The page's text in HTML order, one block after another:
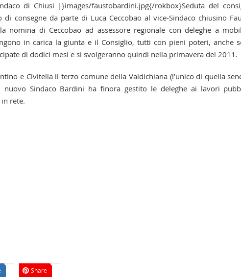
di Chiusi |}images/faustobardini.jpg{/rokbox}Seduta del
consegne da parte di Luca Ceccobao al vice-Sindaco chiusino
nomina di Ceccobao ad assessore regionale con deleghe a
in carica la giunta e il Consiglio, tutti con pieni poteri, anche
di dodici mesi e si svolgeranno quindi nella primavera del 2011.
e Civitella il terzo comune della Valdichiana (l’unico di quella
nuovo Sindaco Bardini ha finora gestito le deleghe ai lavori
rete.
Share